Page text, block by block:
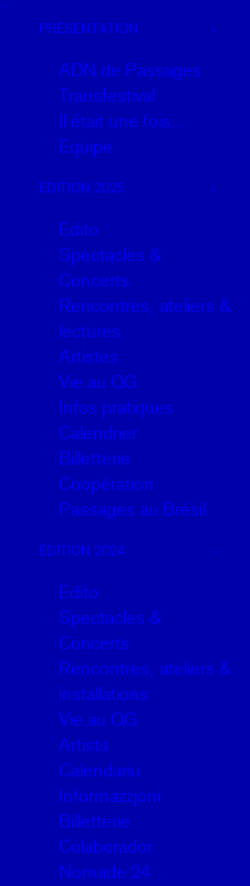
PRÉSENTATION
ADN de Passages
Transfestival
Il était une fois…
Equipe
EDITION 2025
Edito
Spectacles &
Concerts
Rencontres, ateliers &
lectures
Artistes
Vie au QG
Infos pratiques
Calendrier
Billetterie
Coopération
Passages au Brésil
ÉDITION 2024
Edito
Spectacles &
Concerts
Rencontres, ateliers &
installations
Vie au QG
Artists
Calendariu
Informazzjoni
Billetterie
Colaborador
Nomade 24